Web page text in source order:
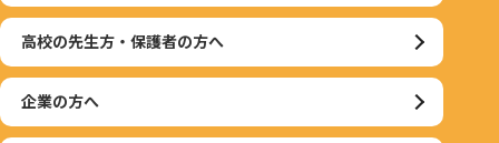
高校の先生方・保護者の方へ
企業の方へ